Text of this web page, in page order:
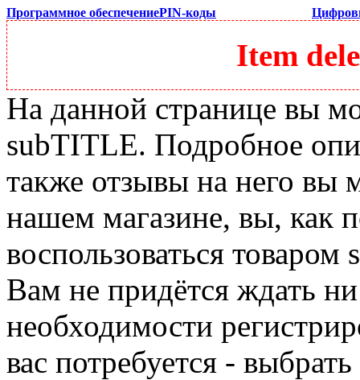
Программное обеспечениеPIN-коды
Item
На данной странице вы
subTITLE. Подробное
также отзывы на него вы
нашем магазине, вы, как
воспользоваться
Вам не придётся ждать
необходимости
вас потребуется -